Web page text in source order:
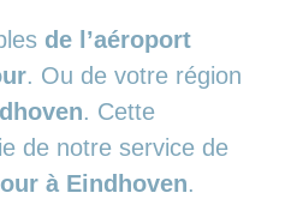
de l’aéroport
. Ou de votre région
. Cette
de notre service de
à Eindhoven.